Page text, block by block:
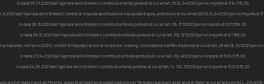
in data 03.07.2020 dall'Agenzia delle Entrate il contributo a fondo perduto di cui all'art. 25 DL 34/2020 per un importo di € 14.372,00
dall'Agenzia delle Entrate il credito di imposta sanificazione e acquisto dispos. protezione di cui all’art 125 DL N.34/2020 per un importo di €
in data 26.11.2020 dall'Agenzia delle Entrate il contributo a fondo perduto di cui all'art. 1 DL 137/2020 per un importo di € 21.558,00
in data 09.12.2020 dall'Agenzia delle Entrate il contributo a fondo perduto di cui all'art. 1 DL 137/2020 per un importo di € 7.186,00
maturato, nell’anno 2020, i crediti di imposta canoni di locazione, leasing, concessione o affitto d’azienda di cui all’art. 28 del DL 34/2020 per
in data 27.04.2021 dall'Agenzia delle Entrate il contributo a fondo perduto di cui all'art. 1 DL 41/2021 per un importo di € 20.575,00
in data 24.06.2021 dall'Agenzia delle Entrate il contributo a fondo perduto di cui all'art. 1 c. 1 DL 73/2021 per un importo di € 20.575,00
aiuti di Stato e aiuti de Minimis, soggetti all’obbligo di pubblicazione nel “Registro nazionale degli aiuti di Stato” di cui all’articolo 52 L. 234/